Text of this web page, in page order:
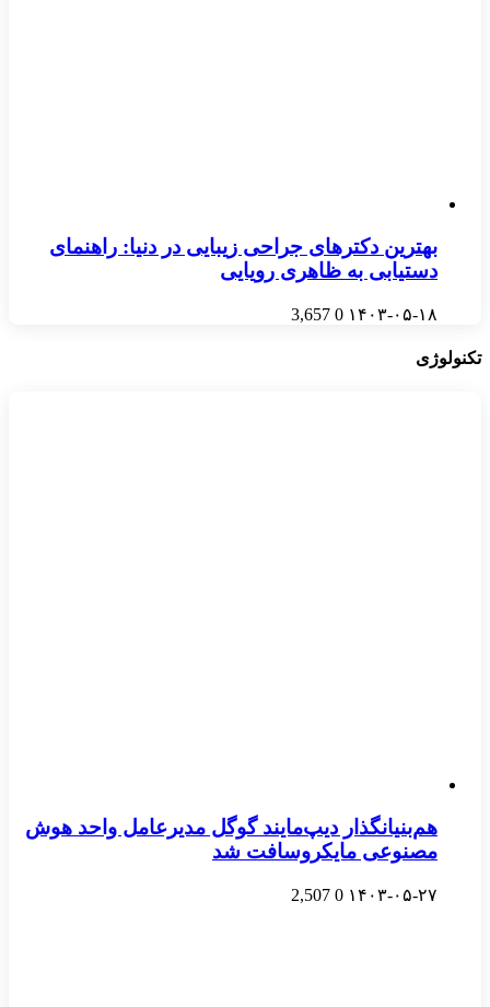
بهترین دکترهای جراحی زیبایی در دنیا: راهنمای
دستیابی به ظاهری رویایی
۱۴۰۳-۰۵-۱۸ 0
3,657
تکنولوژی
هم‌بنیانگذار دیپ‌مایند گوگل مدیرعامل واحد هوش
مصنوعی مایکروسافت شد
۱۴۰۳-۰۵-۲۷ 0
2,507